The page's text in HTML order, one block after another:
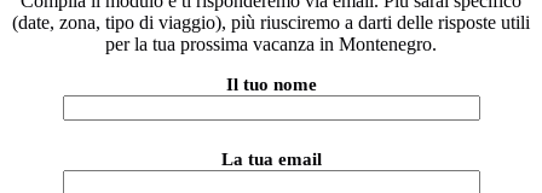
(date, zona, tipo di viaggio), più riusciremo a darti delle risposte utili
per la tua prossima vacanza in Montenegro.
Il tuo nome
La tua email